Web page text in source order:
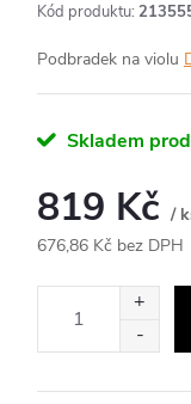
Kód produktu:
Podbradek na violu
Skladem
819 Kč /
676,86 Kč bez DPH